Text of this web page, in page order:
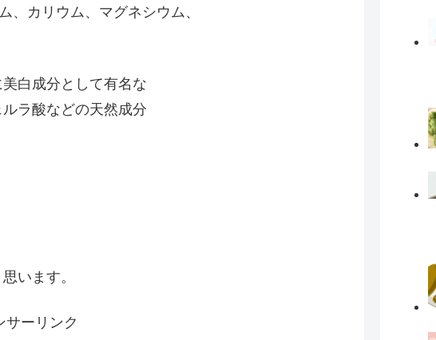
、カリウム、マグネシウム、
白成分として有名な
ラ酸などの天然成分
います。
サーリンク